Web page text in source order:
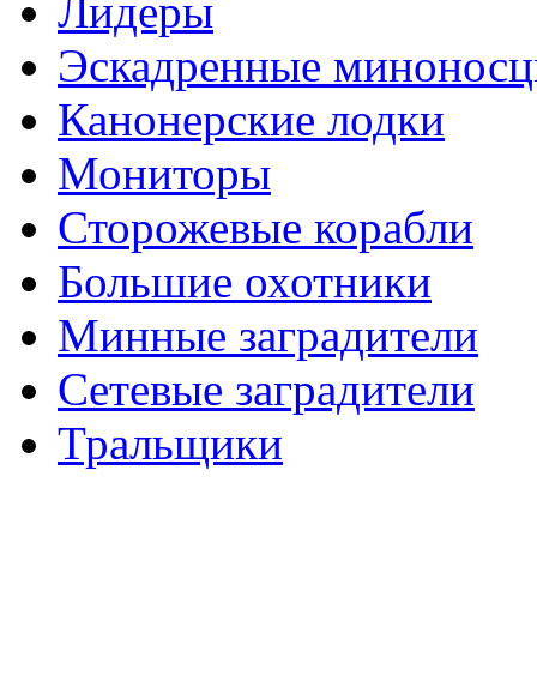
Лидеры
Эскадренные
Канонерские лодки
Мониторы
Сторожевые корабли
Большие охотники
Минные заградители
Сетевые заградители
Тральщики